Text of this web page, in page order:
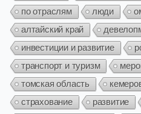
по отраслям
люди
алтайский край
инвестиции и развитие
транспорт и туризм
томская область
страхование
развитие